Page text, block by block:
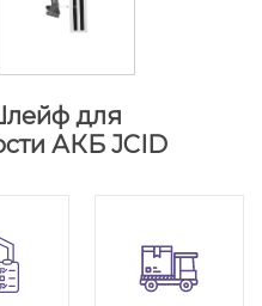
для
АКБ JCID